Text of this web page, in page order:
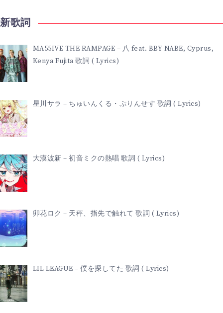
歌詞
MA55IVE THE RAMPAGE – 八 feat. BBY NABE, Cyprus,
Kenya Fujita 歌詞 ( Lyrics)
星川サラ – ちゅいんくる・ぷりんせす 歌詞 ( Lyrics)
大漠波新 – 初音ミクの熱唱 歌詞 ( Lyrics)
卯花ロク – 天秤、指先で触れて 歌詞 ( Lyrics)
LIL LEAGUE – 僕を探してた 歌詞 ( Lyrics)